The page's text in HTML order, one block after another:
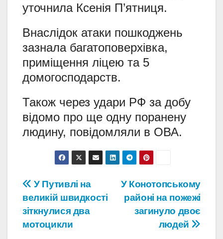
уточнила Ксенія П’ятниця.
Внаслідок атаки пошкоджень
зазнала багатоповерхівка,
приміщення ліцею та 5
домогосподарств.
Також через удари РФ за добу
відомо про ще одну поранену
людину, повідомляли в ОВА.
Навігація
записів
У Конотопському
районі на пожежі
загинуло двоє
людей
У Путивлі на
великій швидкості
зіткнулися два
мотоцикли